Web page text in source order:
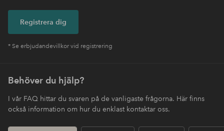
Registrera dig
* Se erbjudandevillkor vid registrering
Behöver du hjälp?
I vår FAQ hittar du svaren på de vanligaste frågorna. Här finns
också information om hur du enklast kontaktar oss.